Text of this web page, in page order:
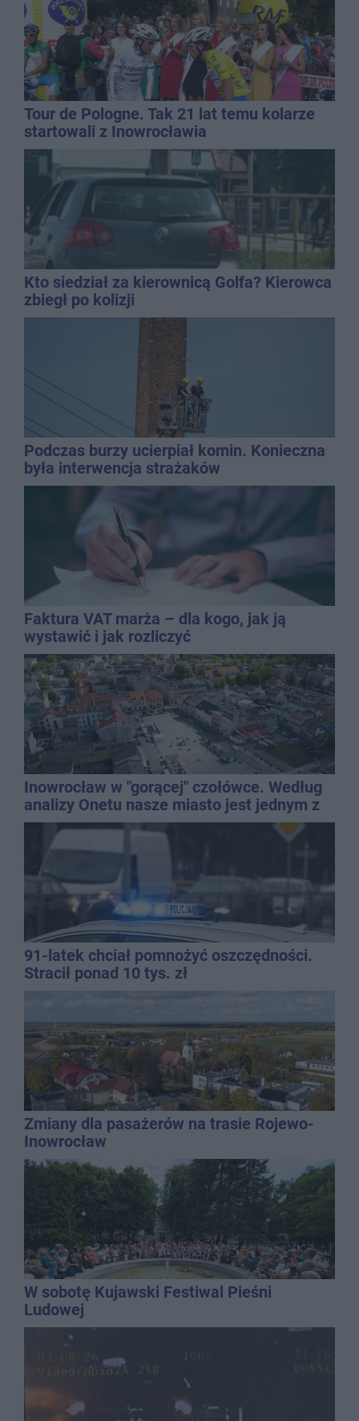
Tour de Pologne. Tak 21 lat temu kolarze
startowali z Inowrocławia
Kto siedział za kierownicą Golfa? Kierowca
zbiegł po kolizji
Podczas burzy ucierpiał komin. Konieczna
była interwencja strażaków
Faktura VAT marża – dla kogo, jak ją
wystawić i jak rozliczyć
Inowrocław w "gorącej" czołówce. Według
analizy Onetu nasze miasto jest jednym z
najbardziej narażonych na upały
91-latek chciał pomnożyć oszczędności.
Stracił ponad 10 tys. zł
Zmiany dla pasażerów na trasie Rojewo-
Inowrocław
W sobotę Kujawski Festiwal Pieśni
Ludowej